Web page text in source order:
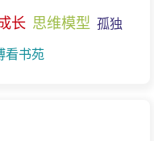
长 思维模型 孤独
看书苑